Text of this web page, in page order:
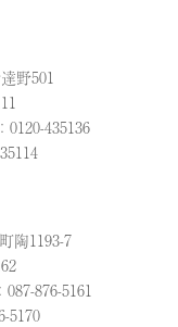
野501
435136
陶1193-7
876-5161
5170